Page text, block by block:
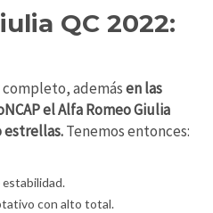
QC 2022:
ademásen las
el Alfa Romeo Giulia
estrellas.Tenemos entonces:
estabilidad.
con alto total.